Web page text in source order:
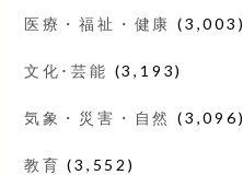
医療・福祉・健康 (3,003)
文化･芸能 (3,193)
気象・災害・自然 (3,096)
教育 (3,552)